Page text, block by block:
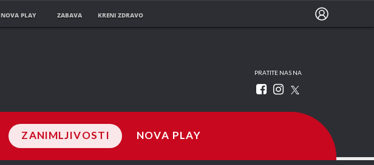
NOVA PLAY ZABAVA KRENI ZDRAVO
PRATITE NAS NA
ZANIMLJIVOSTI NOVA PLAY